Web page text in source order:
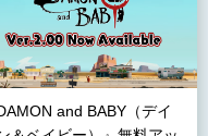
DAMON and BABY（デイ